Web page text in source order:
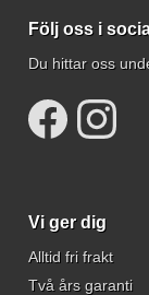
Följ oss i
Du hittar oss
Vi ger dig
Alltid fri frakt
Två års garanti